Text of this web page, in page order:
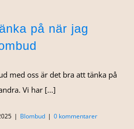
på när jag
med oss är det bra att tänka på
Vi har [...]
| Blombud | 0 kommentarer